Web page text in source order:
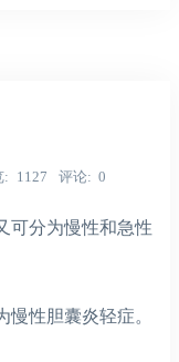
1127 评论 0
可分为慢性和急性
性胆囊炎轻症。